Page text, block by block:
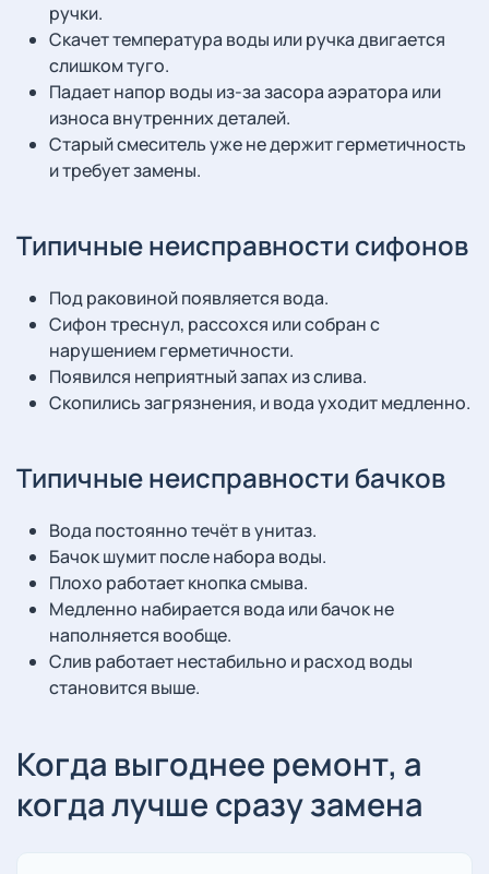
ручки.
Скачет температура воды или ручка двигается
слишком туго.
Падает напор воды из-за засора аэратора или
износа внутренних деталей.
Старый смеситель уже не держит герметичность
и требует замены.
Типичные неисправности сифонов
Под раковиной появляется вода.
Сифон треснул, рассохся или собран с
нарушением герметичности.
Появился неприятный запах из слива.
Скопились загрязнения, и вода уходит медленно.
Типичные неисправности бачков
Вода постоянно течёт в унитаз.
Бачок шумит после набора воды.
Плохо работает кнопка смыва.
Медленно набирается вода или бачок не
наполняется вообще.
Слив работает нестабильно и расход воды
становится выше.
Когда выгоднее ремонт, а
когда лучше сразу замена